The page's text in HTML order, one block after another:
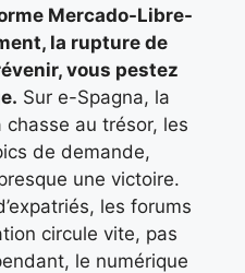
Mercado-Libre-
la rupture de
vous pestez
Sur e-Spagna, la
au trésor, les
de demande,
une victoire.
les forums
circule vite, pas
le numérique